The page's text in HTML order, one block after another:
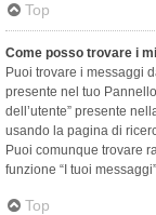
Top
Come posso trovare i
Puoi trovare i messaggi
presente nel tuo
dell’utente” presente
usando la pagina di
Puoi comunque trovare
funzione “I tuoi
Top